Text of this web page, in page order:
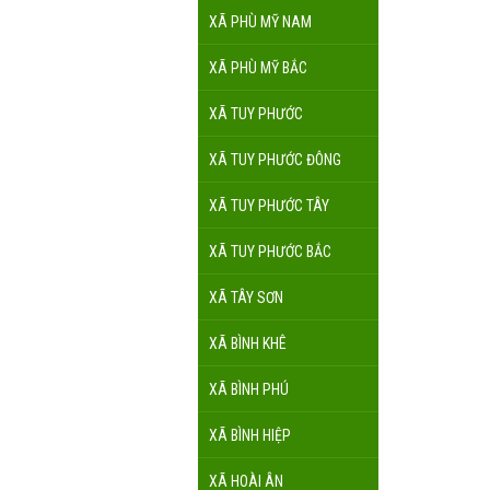
XÃ PHÙ MỸ NAM
XÃ PHÙ MỸ BẮC
XÃ TUY PHƯỚC
XÃ TUY PHƯỚC ĐÔNG
XÃ TUY PHƯỚC TÂY
XÃ TUY PHƯỚC BẮC
XÃ TÂY SƠN
XÃ BÌNH KHÊ
XÃ BÌNH PHÚ
XÃ BÌNH HIỆP
XÃ HOÀI ÂN